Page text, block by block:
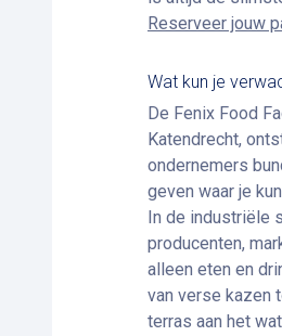
Reserveer jouw
Wat kun je
De Fenix Food
Katendrecht,
ondernemers
geven waar je
In de industriële
producenten,
alleen eten en
van verse kazen
terras aan het